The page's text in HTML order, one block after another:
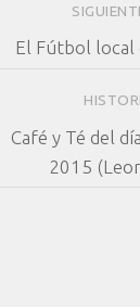
El Fútbol local
Café y Té del
2015